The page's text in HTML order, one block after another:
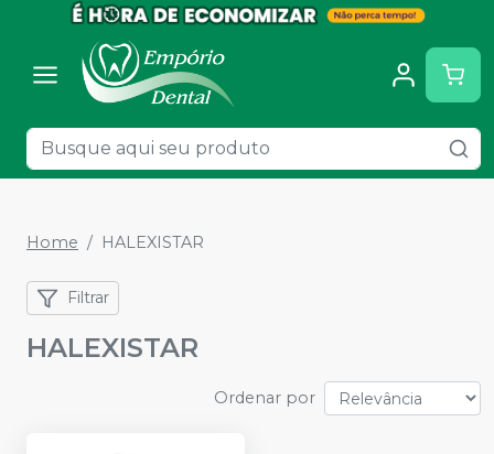
Home HALEXISTAR
Filtrar
HALEXISTAR
Ordenar por